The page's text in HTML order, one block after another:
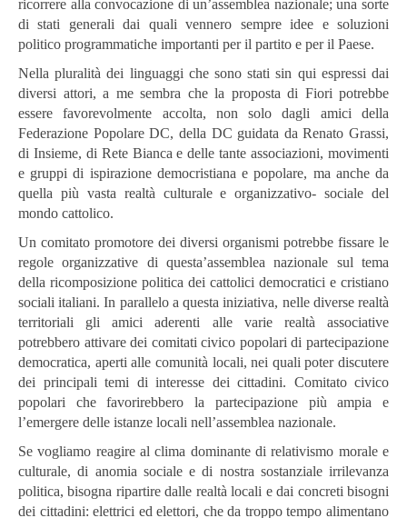
ricorrere alla convocazione di un’assemblea nazionale; una sorte
di stati generali dai quali vennero sempre idee e soluzioni
politico programmatiche importanti per il partito e per il Paese.
Nella pluralità dei linguaggi che sono stati sin qui espressi dai
diversi attori, a me sembra che la proposta di Fiori potrebbe
essere favorevolmente accolta, non solo dagli amici della
Federazione Popolare DC, della DC guidata da Renato Grassi,
di Insieme, di Rete Bianca e delle tante associazioni, movimenti
e gruppi di ispirazione democristiana e popolare, ma anche da
quella più vasta realtà culturale e organizzativo- sociale del
mondo cattolico.
Un comitato promotore dei diversi organismi potrebbe fissare le
regole organizzative di questa’assemblea nazionale sul tema
della ricomposizione politica dei cattolici democratici e cristiano
sociali italiani. In parallelo a questa iniziativa, nelle diverse realtà
territoriali gli amici aderenti alle varie realtà associative
potrebbero attivare dei comitati civico popolari di partecipazione
democratica, aperti alle comunità locali, nei quali poter discutere
dei principali temi di interesse dei cittadini. Comitato civico
popolari che favorirebbero la partecipazione più ampia e
l’emergere delle istanze locali nell’assemblea nazionale.
Se vogliamo reagire al clima dominante di relativismo morale e
culturale, di anomia sociale e di nostra sostanziale irrilevanza
politica, bisogna ripartire dalle realtà locali e dai concreti bisogni
dei cittadini: elettrici ed elettori, che da troppo tempo alimentano